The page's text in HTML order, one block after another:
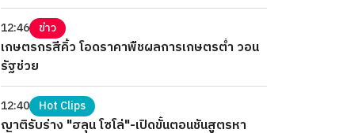
12:46 ข่าว
เกษตรกรสีคิ้ว โอดราคาพืชผลการเกษตรต่ำ วอน
รัฐช่วย
12:40 Hot Clips
ญาติรับร่าง "ฮลุน โซโล่"-เปิดขั้นตอนชันสูตรหา